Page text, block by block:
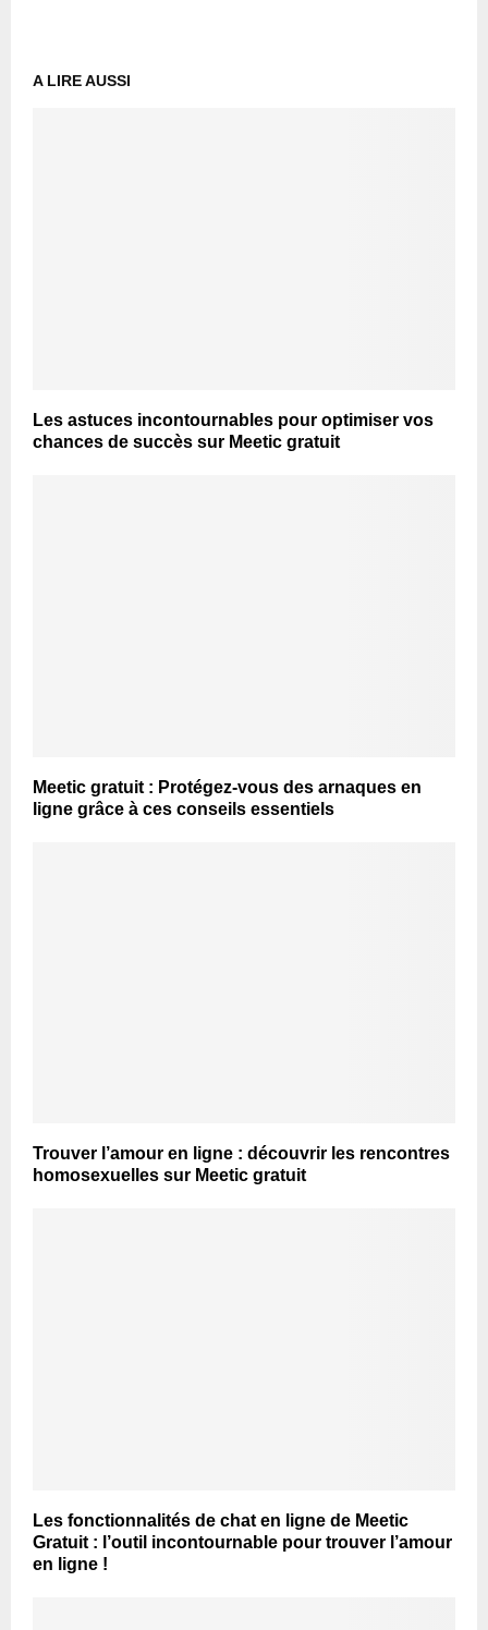
A LIRE AUSSI
Les astuces incontournables pour optimiser vos
chances de succès sur Meetic gratuit
Meetic gratuit : Protégez-vous des arnaques en
ligne grâce à ces conseils essentiels
Trouver l’amour en ligne : découvrir les rencontres
homosexuelles sur Meetic gratuit
Les fonctionnalités de chat en ligne de Meetic
Gratuit : l’outil incontournable pour trouver l’amour
en ligne !